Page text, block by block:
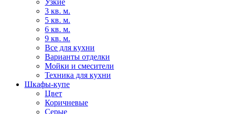
Узкие
3 кв. м.
5 кв. м.
6 кв. м.
9 кв. м.
Все для кухни
Варианты отделки
Мойки и смесители
Техника для кухни
Шкафы-купе
Цвет
Коричневые
Серые